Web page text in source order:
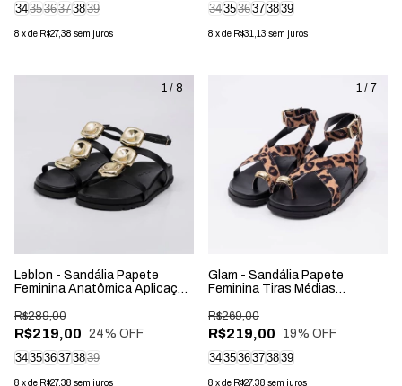
343536373839
8 xde R$27,38 sem juros
343536373839
8 xde R$31,13 sem juros
1 / 8
Leblon - Sandália Papete
Feminina Anatômica Aplicação
R$219,00
R$289,00
24% OFF
343536373839
8 xde R$27,38 sem juros
1 / 7
Glam - Sandália Papete
Feminina Tiras Médias
R$219,00
R$269,00
19% OFF
343536373839
8 xde R$27,38 sem juros